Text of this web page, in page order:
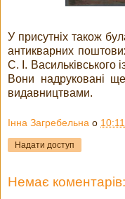
У присутніх також
антикварних
С. І. Васильківського
Вони надруковані
видавництвами.
Інна Загребельна о 10:11
Надати доступ
Немає коментарів: